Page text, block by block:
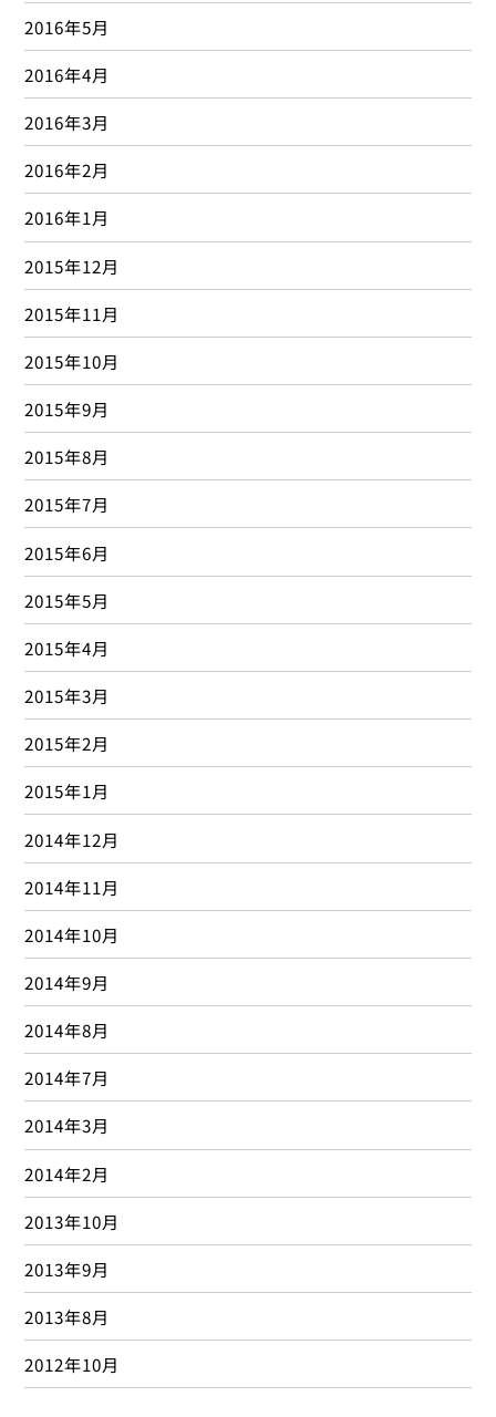
2016年5月
2016年4月
2016年3月
2016年2月
2016年1月
2015年12月
2015年11月
2015年10月
2015年9月
2015年8月
2015年7月
2015年6月
2015年5月
2015年4月
2015年3月
2015年2月
2015年1月
2014年12月
2014年11月
2014年10月
2014年9月
2014年8月
2014年7月
2014年3月
2014年2月
2013年10月
2013年9月
2013年8月
2012年10月